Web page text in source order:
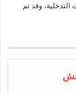
للإجراءات التدخلية، وقد تم